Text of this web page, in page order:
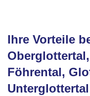
Ihre Vorteile
Föhrental,
Unterglottertal